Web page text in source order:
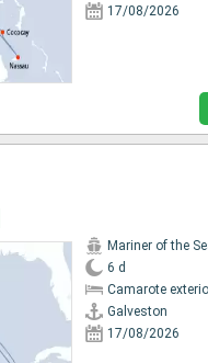
17/08/2026
Mariner of the
6 d
Camarote
Galveston
17/08/2026